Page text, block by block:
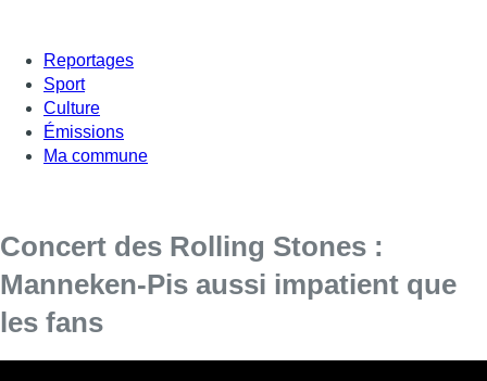
Reportages
Sport
Culture
Émissions
Ma commune
Concert des Rolling Stones :
Manneken-Pis aussi impatient que
les fans